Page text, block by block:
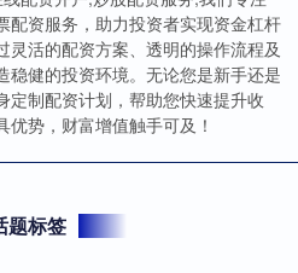
配资服务，助力投资者实现资金杠杆
灵活的配资方案、透明的操作流程及
稳健的投资环境。无论您是新手还是
定制配资计划，帮助您快速提升收
势，财富增值触手可及！
题标签